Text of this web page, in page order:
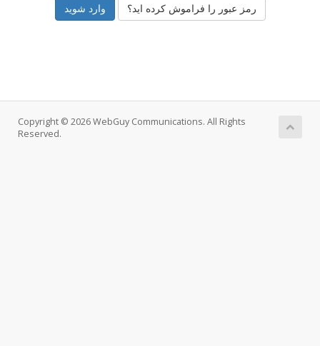
رمز عبور را فراموش کرده اید؟
Copyright © 2026 WebGuy Communications. All Rights
Reserved.